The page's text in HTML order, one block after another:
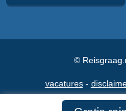
©
vacatures
veelgestelde vragen over